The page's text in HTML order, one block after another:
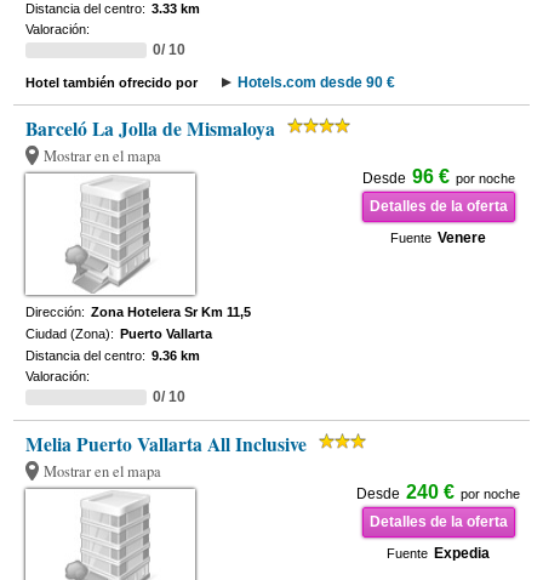
Distancia del centro: 3.33 km
Valoración:
0/ 10
Hotel también ofrecido por Hotels.com desde 90 €
Barceló La Jolla de Mismaloya
Mostrar en el mapa
Desde 96 € por noche
Detalles de la oferta
Fuente Venere
Dirección: Zona Hotelera Sr Km 11,5
Ciudad (Zona): Puerto Vallarta
Distancia del centro: 9.36 km
Valoración:
0/ 10
Melia Puerto Vallarta All Inclusive
Mostrar en el mapa
Desde 240 € por noche
Detalles de la oferta
Fuente Expedia